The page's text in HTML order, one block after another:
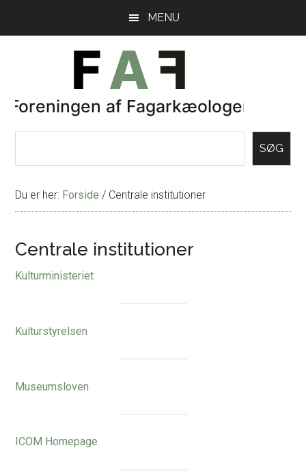
MENU
SØG
Du er her: Forside / Centrale institutioner
Centrale institutioner
Kulturministeriet
Kulturstyrelsen
Museumsloven
ICOM Homepage